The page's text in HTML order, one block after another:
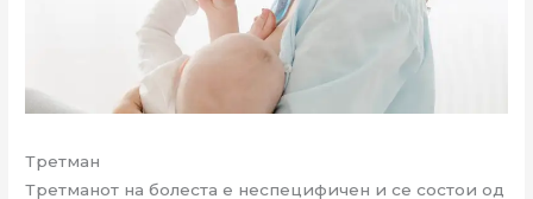
Третман
Третманот на болеста е неспецифичен и се состои од